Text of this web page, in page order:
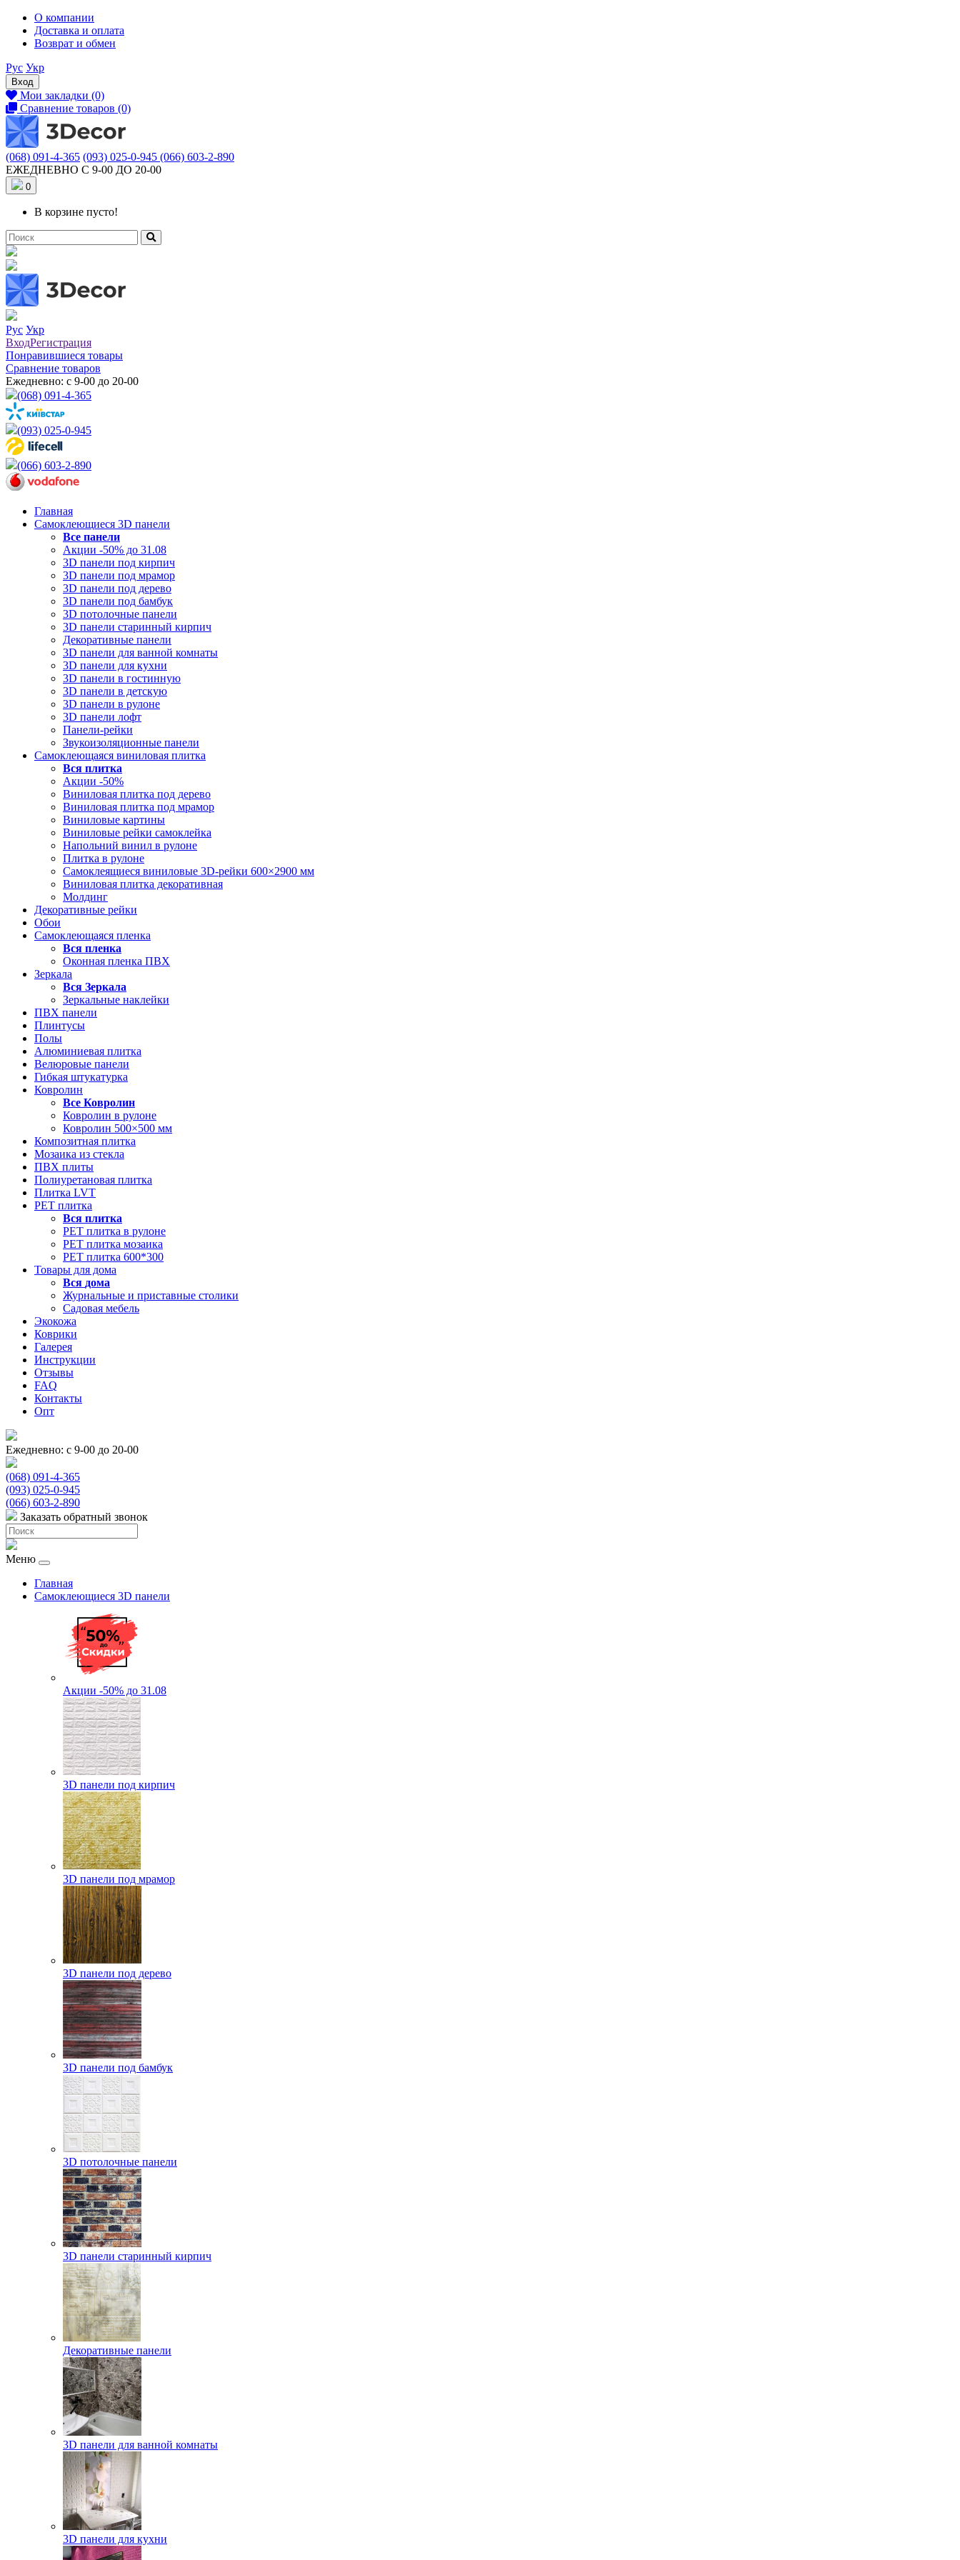
О компании
Доставка и оплата
Возврат и обмен
Рус Укр
Вход
Мои закладки (0)
Сравнение товаров (0)
(068) 091-4-365 (093) 025-0-945 (066) 603-2-890
ЕЖЕДНЕВНО С 9-00 ДО 20-00
0
В корзине пусто!
Рус Укр
ВходРегистрация
Понравившиеся товары
Сравнение товаров
Ежедневно: с 9-00 до 20-00
(068) 091-4-365
(093) 025-0-945
(066) 603-2-890
Главная
Самоклеющиеся 3D панели
Все панели
Акции -50% до 31.08
3D панели под кирпич
3D панели под мрамор
3D панели под дерево
3D панели под бамбук
3D потолочные панели
3D панели старинный кирпич
Декоративные панели
3D панели для ванной комнаты
3D панели для кухни
3D панели в гостинную
3D панели в детскую
3D панели в рулоне
3D панели лофт
Панели-рейки
Звукоизоляционные панели
Самоклеющаяся виниловая плитка
Вся плитка
Акции -50%
Виниловая плитка под дерево
Виниловая плитка под мрамор
Виниловые картины
Виниловые рейки самоклейка
Напольний винил в рулоне
Плитка в рулоне
Самоклеящиеся виниловые 3D‑рейки 600×2900 мм
Виниловая плитка декоративная
Молдинг
Декоративные рейки
Обои
Самоклеющаяся пленка
Вся пленка
Оконная пленка ПВХ
Зеркала
Вся Зеркала
Зеркальные наклейки
ПВХ панели
Плинтусы
Полы
Алюминиевая плитка
Велюровые панели
Гибкая штукатурка
Ковролин
Все Ковролин
Ковролин в рулоне
Ковролин 500×500 мм
Композитная плитка
Мозаика из стекла
ПВХ плиты
Полиуретановая плитка
Плитка LVT
РЕТ плитка
Вся плитка
РЕТ плитка в рулоне
РЕТ плитка мозаика
РЕТ плитка 600*300
Товары для дома
Вся дома
Журнальные и приставные столики
Садовая мебель
Экокожа
Коврики
Галерея
Инструкции
Отзывы
FAQ
Контакты
Опт
Ежедневно: с 9-00 до 20-00
(068) 091-4-365
(093) 025-0-945
(066) 603-2-890
Заказать обратный звонок
Меню
Главная
Самоклеющиеся 3D панели
Акции -50% до 31.08
3D панели под кирпич
3D панели под мрамор
3D панели под дерево
3D панели под бамбук
3D потолочные панели
3D панели старинный кирпич
Декоративные панели
3D панели для ванной комнаты
3D панели для кухни